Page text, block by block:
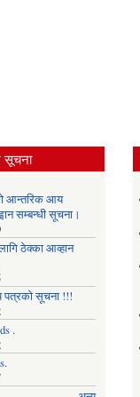
सूचना
आन्तरिक आय
सम्बन्धी सूचना।
ठेक्‍का आव्हान
पत्रको सूचना !!!
.